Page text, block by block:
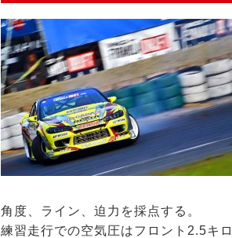
角度、ライン、迫力を採点する。
練習走行での空気圧はフロント2.5キ